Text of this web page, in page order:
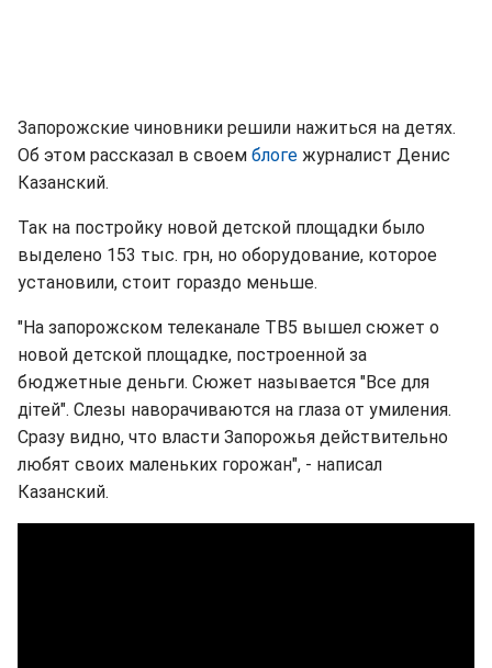
Запорожские чиновники решили нажиться на детях.
Об этом рассказал в своем блоге журналист Денис
Казанский.
Так на постройку новой детской площадки было
выделено 153 тыс. грн, но оборудование, которое
установили, стоит гораздо меньше.
"На запорожском телеканале ТВ5 вышел сюжет о
новой детской площадке, построенной за
бюджетные деньги. Сюжет называется "Все для
дітей". Слезы наворачиваются на глаза от умиления.
Сразу видно, что власти Запорожья действительно
любят своих маленьких горожан", - написал
Казанский.